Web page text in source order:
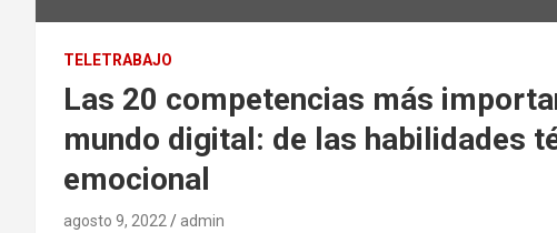
TELETRABAJO
Las 20 competencias más
mundo digital: de las habilidades
emocional
agosto 9, 2022 admin